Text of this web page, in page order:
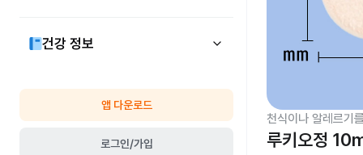
건강 정보
앱 다운로드
로그인/가입
천식이나 알레르기
루키오정